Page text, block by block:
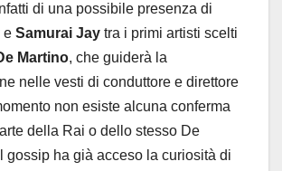
di una possibile presenza di
e Samurai Jay tra i primi artisti scelti
Martino, che guiderà la
nelle vesti di conduttore e direttore
non esiste alcuna conferma
della Rai o dello stesso De
gossip ha già acceso la curiosità di